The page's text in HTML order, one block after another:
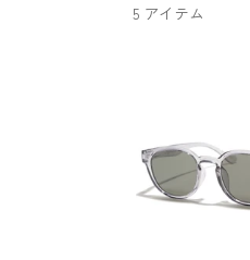
5 アイテム